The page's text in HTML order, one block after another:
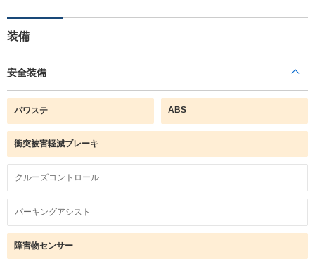
装備
安全装備
パワステ ABS
衝突被害軽減ブレーキ
クルーズコントロール
パーキングアシスト
障害物センサー